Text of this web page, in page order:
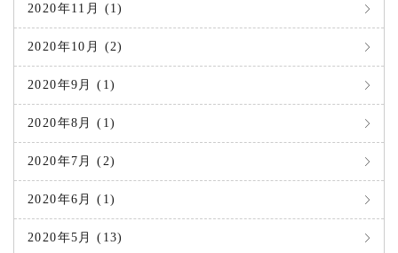
2020年11月 (1)
2020年10月 (2)
2020年9月 (1)
2020年8月 (1)
2020年7月 (2)
2020年6月 (1)
2020年5月 (13)